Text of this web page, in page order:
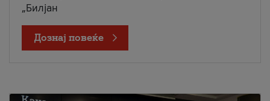
„Билјан
Дознај повеќе